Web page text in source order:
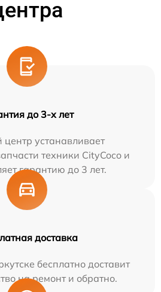
до 3-х лет
устанавливает
техники CityCoco и
гарантию до 3 лет.
доставка
бесплатно доставит
на ремонт и обратно.